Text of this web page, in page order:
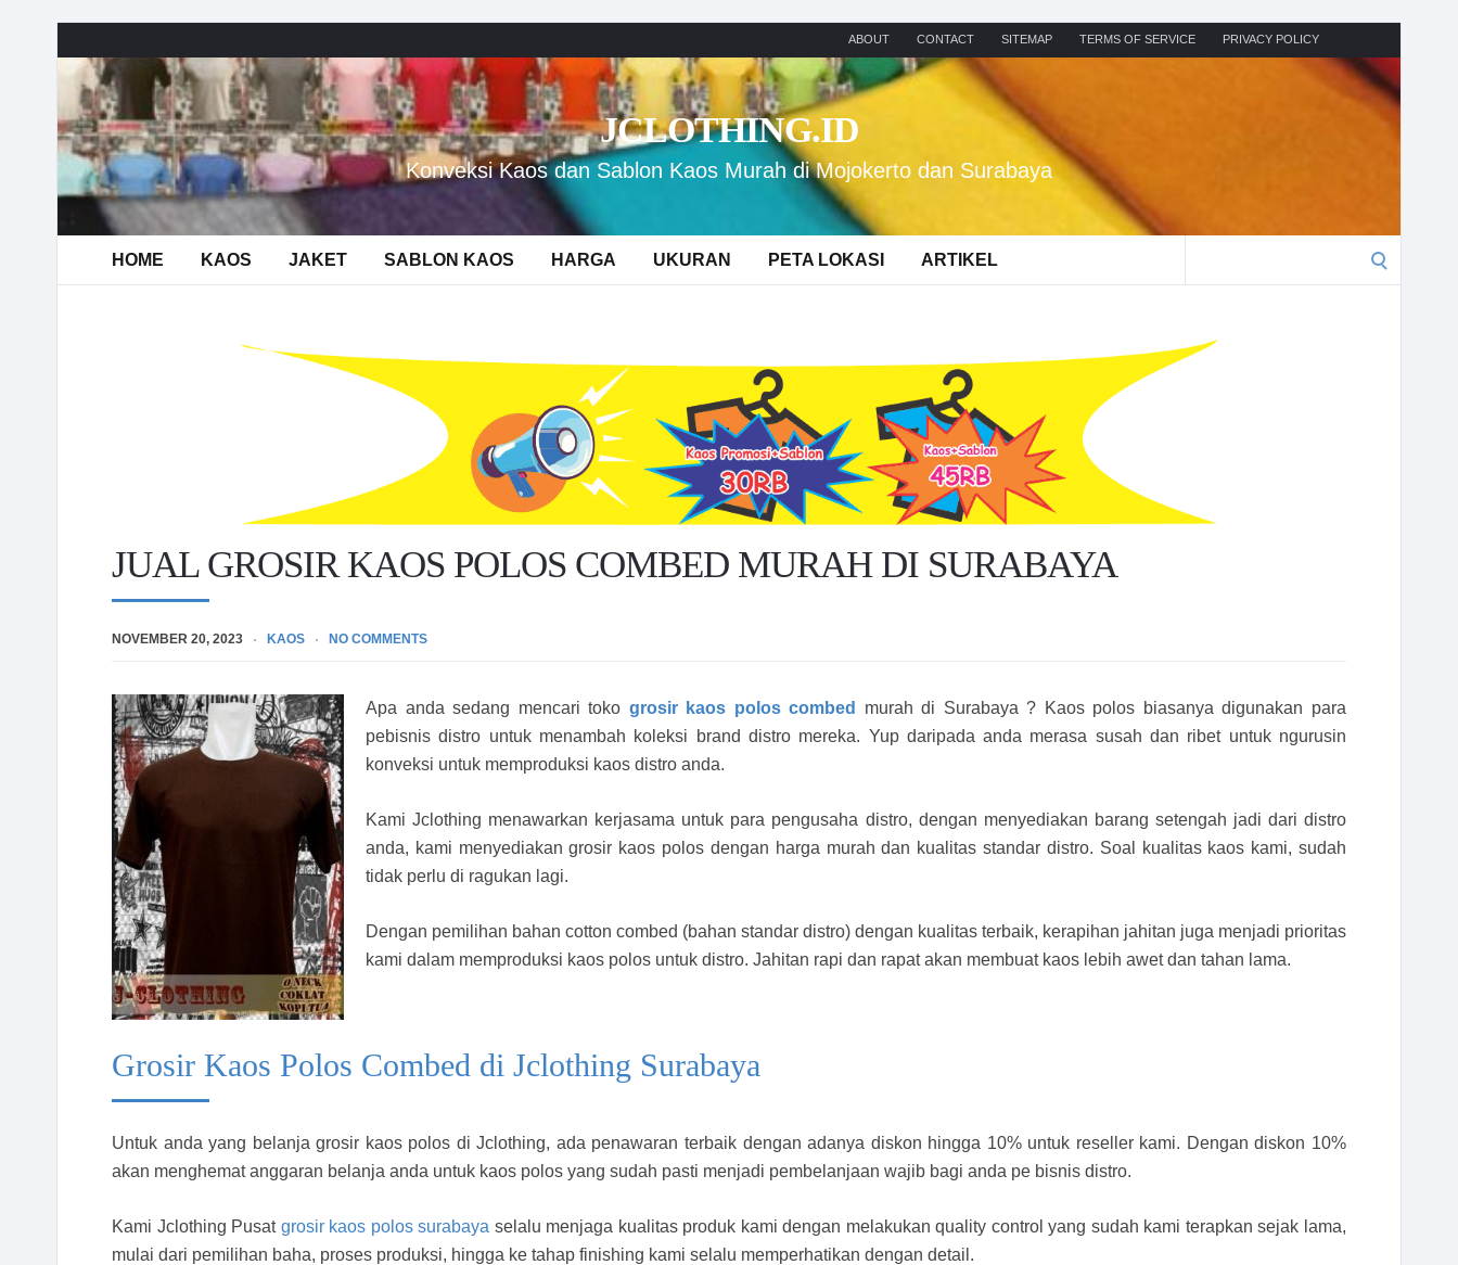
ABOUT CONTACT SITEMAP TERMS OF SERVICE PRIVACY POLICY
JCLOTHING.ID
Konveksi Kaos dan Sablon Kaos Murah di Mojokerto dan Surabaya
HOME KAOS JAKET SABLON KAOS HARGA UKURAN PETA LOKASI ARTIKEL
JUAL GROSIR KAOS POLOS COMBED MURAH DI SURABAYA
NOVEMBER 20, 2023 KAOS NO COMMENTS
Apa anda sedang mencari toko grosir kaos polos combed
murah di Surabaya ? Kaos polos biasanya digunakan para
pebisnis distro untuk menambah koleksi brand distro mereka. Yup daripada anda merasa susah dan ribet untuk ngurusin
konveksi untuk memproduksi kaos distro anda.
Kami Jclothing menawarkan kerjasama untuk para pengusaha distro, dengan menyediakan barang setengah jadi dari distro
anda, kami menyediakan grosir kaos polos dengan harga murah dan kualitas standar distro. Soal kualitas kaos kami, sudah
tidak perlu di ragukan lagi.
Dengan pemilihan bahan cotton combed (bahan standar distro) dengan kualitas terbaik, kerapihan jahitan juga menjadi prioritas
kami dalam memproduksi kaos polos untuk distro. Jahitan rapi dan rapat akan membuat kaos lebih awet dan tahan lama.
Grosir Kaos Polos Combed di Jclothing Surabaya
Untuk anda yang belanja grosir kaos polos di Jclothing, ada penawaran terbaik dengan adanya diskon hingga 10% untuk reseller kami. Dengan diskon 10%
akan menghemat anggaran belanja anda untuk kaos polos yang sudah pasti menjadi pembelanjaan wajib bagi anda pe bisnis distro.
Kami Jclothing Pusat grosir kaos polos surabaya selalu menjaga kualitas produk kami dengan melakukan quality control yang sudah kami terapkan sejak lama,
mulai dari pemilihan baha, proses produksi, hingga ke tahap finishing kami selalu memperhatikan dengan detail.